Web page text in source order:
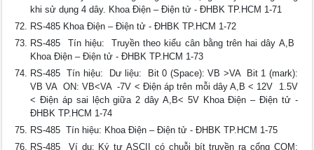
khi sử dụng 4 dây. Khoa Điện – Điện tử - ĐHBK TP.HCM 1-71
RS-485 Khoa Điện – Điện tử - ĐHBK TP.HCM 1-72
RS-485  Tín hiệu:  Truyền theo kiểu cân bằng trên hai dây A,B 
Khoa Điện – Điện tử - ĐHBK TP.HCM 1-73
RS-485  Tín hiệu:  Dư liệu:  Bit 0 (Space): VB >VA  Bit 1 (mark):
VB VA  ON: VB<VA  -7V < Điện áp trên mỗi dây A,B < 12V  1.5V
< Điện áp sai lệch giữa 2 dây A,B< 5V Khoa Điện – Điện tử -
ĐHBK TP.HCM 1-74
RS-485  Tín hiệu: Khoa Điện – Điện tử - ĐHBK TP.HCM 1-75
RS-485  Ví dụ: Ký tự ASCII có chuỗi bít truyền ra cổng COM: